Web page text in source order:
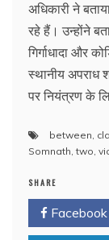
अधिकारी ने
रहे हैं। उन्होंने
गिर्गाधादा और
स्थानीय अपराध
पर नियंत्रण के
between,
Somnath,two,
SHARE
Facebook